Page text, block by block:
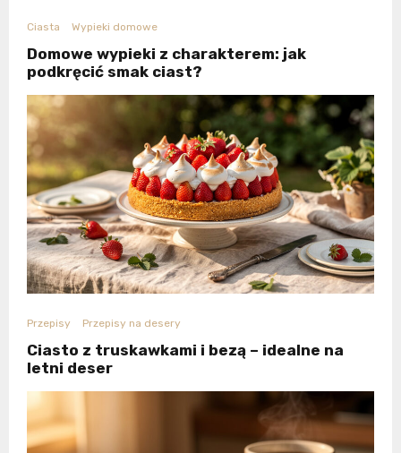
Ciasta Wypieki domowe
Domowe wypieki z charakterem: jak
podkręcić smak ciast?
Przepisy Przepisy na desery
Ciasto z truskawkami i bezą – idealne na
letni deser